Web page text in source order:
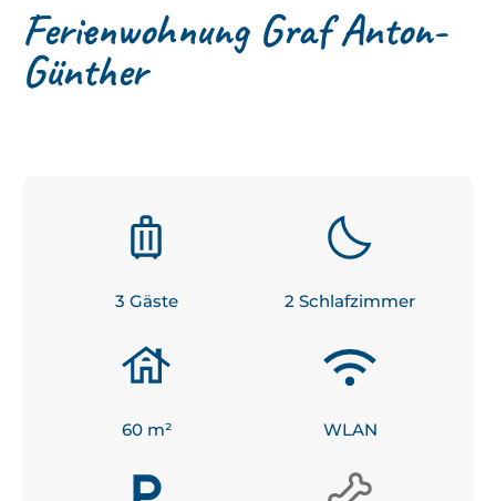
Ferienwohnung Graf Anton-
Günther
3 Gäste 2 Schlafzimmer
60 m² WLAN